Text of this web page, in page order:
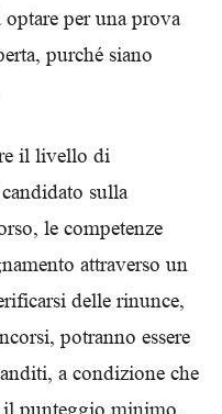
per una prova
purché siano
il livello di
sulla
le competenze
attraverso un
delle rinunce,
potranno essere
a condizione che
punteggio minimo.